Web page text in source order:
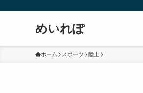
めいれぽ
ホーム スポーツ 陸上